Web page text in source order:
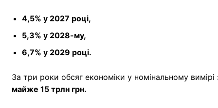
4,5% у 2027 році,
5,3% у 2028-му,
6,7% у 2029 році.
За три роки обсяг економіки у номінальному
майже 15 трлн грн.